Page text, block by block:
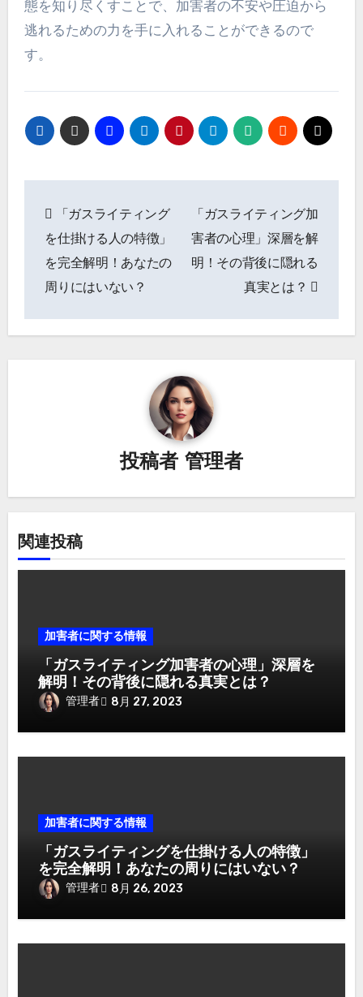
態を知り尽くすことで、加害者の不安や圧迫から
逃れるための力を手に入れることができるので
す。
稿
ナ
ビ
ゲ
「ガスライティング
を仕掛ける人の特徴」
を完全解明！あなたの
周りにはいない？
「ガスライティング加
害者の心理」深層を解
明！その背後に隠れる
真実とは？
投稿者 管理者
関連投稿
加害者に関する情報
「ガスライティング加害者の心理」深層を
解明！その背後に隠れる真実とは？
管理者 8月 27, 2023
加害者に関する情報
「ガスライティングを仕掛ける人の特徴」
を完全解明！あなたの周りにはいない？
管理者 8月 26, 2023